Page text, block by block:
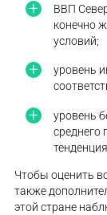
ВВП
конечно
условий;
уровень
уровень
среднего
Чтобы оценить
также
этой стране